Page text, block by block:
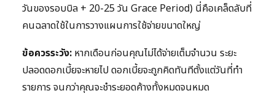
วันของรอบบิล + 20-25 วัน Grace Period) นี่คือเคล็ดลับที่
คนฉลาดใช้ในการวางแผนการใช้จ่ายขนาดใหญ่
ข้อควรระวัง: หากเดือนก่อนคุณไม่ได้จ่ายเต็มจำนวน ระยะ
ปลอดดอกเบี้ยจะหายไป ดอกเบี้ยจะถูกคิดทันทีตั้งแต่วันที่ทำ
รายการ จนกว่าคุณจะชำระยอดค้างทั้งหมดจนหมด